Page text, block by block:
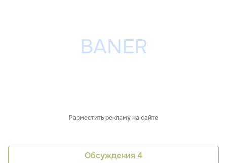
Разместить рекламу на сайте
Обсуждения 4